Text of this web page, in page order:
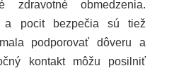
zdravotné obmedzenia.
a pocit bezpečia sú tiež
podporovať dôveru a
kontakt môžu posilniť